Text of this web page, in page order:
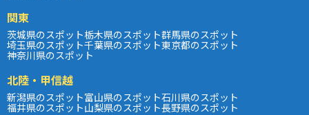
関東
茨城県のスポット栃木県のスポット群馬県のスポット
埼玉県のスポット千葉県のスポット東京都のスポット
神奈川県のスポット
北陸・甲信越
新潟県のスポット富山県のスポット石川県のスポット
福井県のスポット山梨県のスポット長野県のスポット